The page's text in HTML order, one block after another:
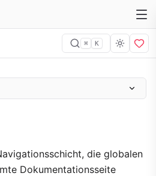
⌘ K
die globalen
Dokumentationsseite